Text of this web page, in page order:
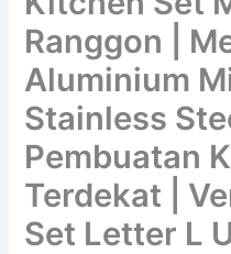
Ranggon |
Aluminium
Stainless
Pembuatan
Terdekat |
Set Letter L